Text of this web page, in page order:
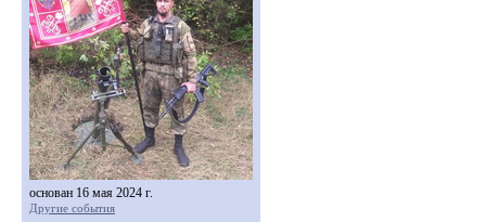
основан 16 мая 2024 г.
Другие события